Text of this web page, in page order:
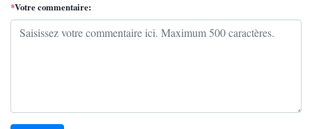
*Votre commentaire: